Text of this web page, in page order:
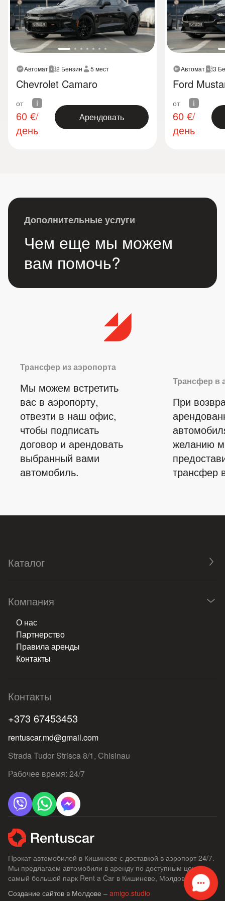
Автомат 2 Бензин 5 мест
Chevrolet Camaro
от
60 €/
день
Арендовать
Автомат 3
Ford
от
60 €/
день
Дополнительные услуги
Чем еще мы можем
вам помочь?
Трансфер из аэропорта
Мы можем встретить
вас в аэропорту,
отвезти в наш офис,
чтобы подписать
договор и арендовать
выбранный вами
автомобиль.
Трансфер в
При
желанию
трансфер
Прокат автомобилей в Кишиневе с доставкой в ​​аэропорт 24/7.
Мы предлагаем автомобили в аренду по доступным ценам,
самый большой парк Rent a Car в Кишиневе, Молдове.
Создание сайтов в Молдове – amigo.studio
Каталог
Компания
О нас
Партнерство
Правила аренды
Контакты
Контакты
+373 67453453
rentuscar.md@gmail.com
Strada Tudor Strisca 8/1, Chisinau
Рабочее время: 24/7